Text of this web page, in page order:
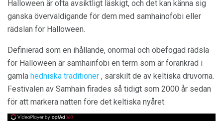
Halloween är ofta avsiktligt läskigt, och det kan känna sig
ganska överväldigande för dem med samhainofobi eller
rädslan för Halloween.
Definierad som en ihållande, onormal och obefogad rädsla
för Halloween är samhainfobi en term som är förankrad i
gamla hedniska traditioner , särskilt de av keltiska druvorna.
Festivalen av Samhain firades så tidigt som 2000 år sedan
för att markera natten före det keltiska nyåret.